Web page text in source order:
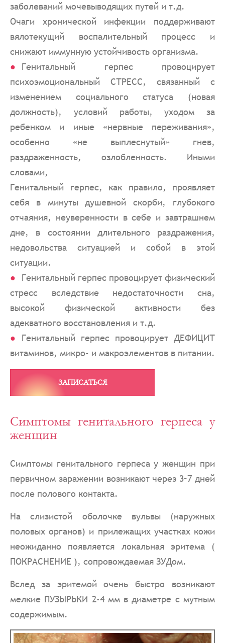
заболеваний мочевыводящих путей и т.д.
Очаги хронической инфекции поддерживают
вялотекущий воспалительный процесс и
снижают иммунную устойчивость организма.
Генитальный герпес провоцирует
психоэмоциональный СТРЕСС, связанный с
изменением социального статуса (новая
должность), условий работы, уходом за
ребенком и иные «нервные переживания»,
особенно «не выплеснутый» гнев,
раздраженность, озлобленность. Иными
словами,
Генитальный герпес, как правило, проявляет
себя в минуты душевной скорби, глубокого
отчаяния, неуверенности в себе и завтрашнем
дне, в состоянии длительного раздражения,
недовольства ситуацией и собой в этой
ситуации.
Генитальный герпес провоцирует физический
стресс вследствие недостаточности сна,
высокой физической активности без
адекватного восстановления и т.д.
Генитальный герпес провоцирует ДЕФИЦИТ
витаминов, микро- и макроэлементов в питании.
ЗАПИСАТЬСЯ
Симптомы генитального герпеса у
женщин
Симптомы генитального герпеса у женщин при
первичном заражении возникают через 3–7 дней
после полового контакта.
На слизистой оболочке вульвы (наружных
половых органов) и прилежащих участках кожи
неожиданно появляется локальная эритема (
ПОКРАСНЕНИЕ ), сопровождаемая ЗУДом.
Вслед за эритемой очень быстро возникают
мелкие ПУЗЫРЬКИ 2-4 мм в диаметре с мутным
содержимым.